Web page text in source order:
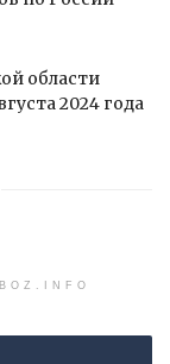
области
2024 года